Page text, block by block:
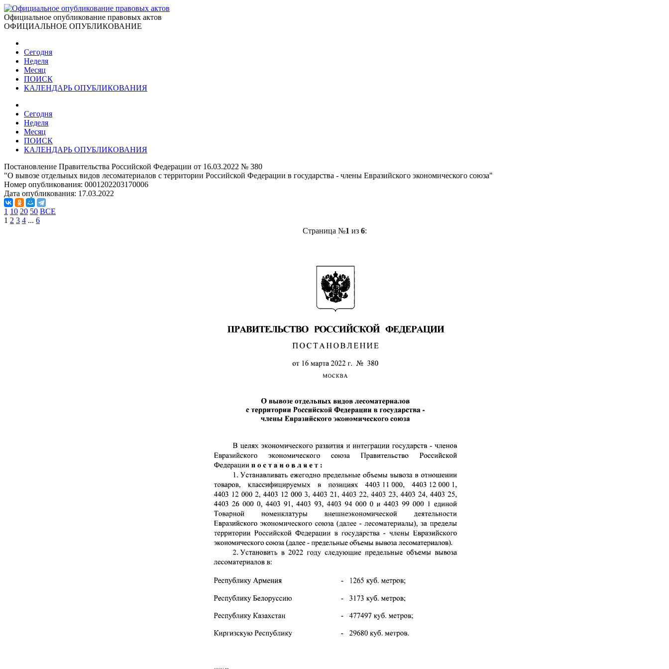
Официальное опубликование правовых актов
ОФИЦИАЛЬНОЕ ОПУБЛИКОВАНИЕ
Сегодня
Неделя
Месяц
ПОИСК
КАЛЕНДАРЬ ОПУБЛИКОВАНИЯ
Сегодня
Неделя
Месяц
ПОИСК
КАЛЕНДАРЬ ОПУБЛИКОВАНИЯ
Постановление Правительства Российской Федерации от 16.03.2022 № 380
"О вывозе отдельных видов лесоматериалов с территории Российской Федерации в государства - члены Евразийского экономического союза"
Номер опубликования: 0001202203170006
Дата опубликования: 17.03.2022
1 10 20 50 ВСЕ
1 2 3 4 ... 6
Страница №1 из 6: